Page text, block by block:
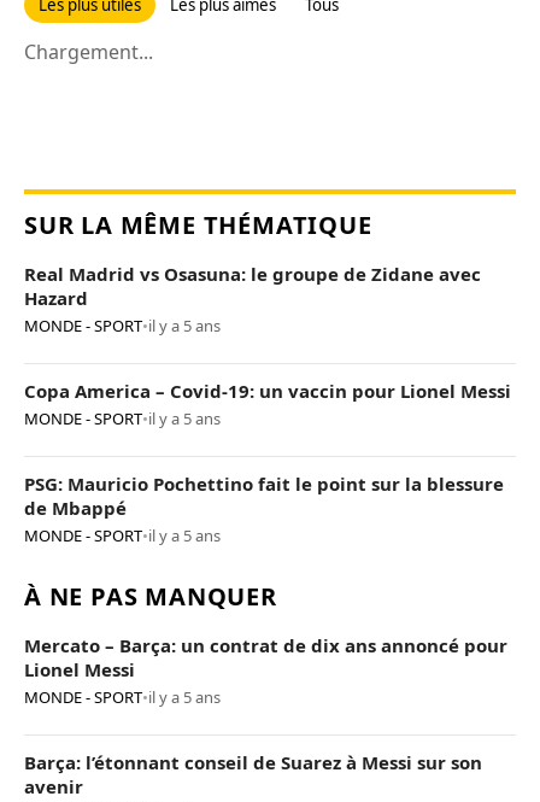
Les plus utiles Les plus aimés Tous
Chargement...
SUR LA MÊME THÉMATIQUE
Real Madrid vs Osasuna: le groupe de Zidane avec
Hazard
MONDE - SPORT•il y a 5 ans
Copa America – Covid-19: un vaccin pour Lionel Messi
MONDE - SPORT•il y a 5 ans
PSG: Mauricio Pochettino fait le point sur la blessure
de Mbappé
MONDE - SPORT•il y a 5 ans
À NE PAS MANQUER
Mercato – Barça: un contrat de dix ans annoncé pour
Lionel Messi
MONDE - SPORT•il y a 5 ans
Barça: l’étonnant conseil de Suarez à Messi sur son
avenir